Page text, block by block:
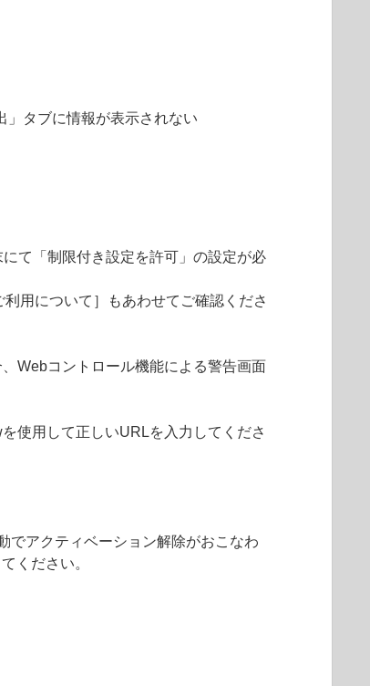
」タブに情報が表示されない
て「制限付き設定を許可」の設定が必
用について］もあわせてご確認くださ
Webコントロール機能による警告画面
使用して正しいURLを入力してくださ
でアクティベーション解除がおこなわ
ください。